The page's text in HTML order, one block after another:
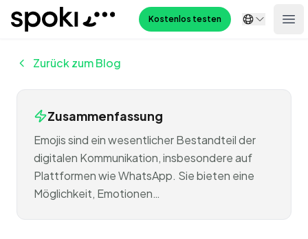
Spoki Kostenlos testen
Zurück zum Blog
Zusammenfassung
Emojis sind ein wesentlicher Bestandteil der
digitalen Kommunikation, insbesondere auf
Plattformen wie WhatsApp. Sie bieten eine
Möglichkeit, Emotionen…